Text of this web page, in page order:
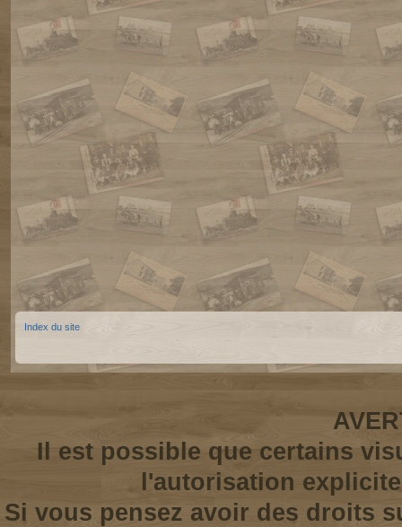
Index du site
Il est possible que certains
l'autorisation
Si vous pensez avoir des droits